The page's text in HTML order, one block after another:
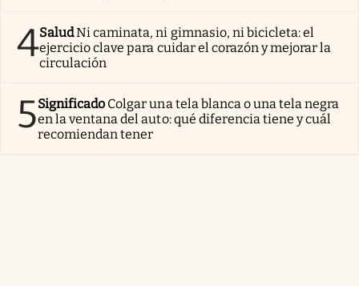
4SaludNi caminata, ni gimnasio, ni bicicleta: el
ejercicio clave para cuidar el corazón y mejorar la
circulación
5Significado Colgar una tela blanca o una tela negra
en la ventana del auto: qué diferencia tiene y cuál
recomiendan tener